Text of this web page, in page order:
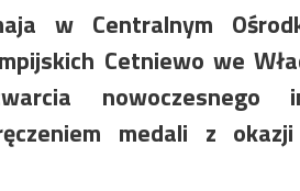
w Centralnym
Cetniewo we
nowoczesnego
medali z